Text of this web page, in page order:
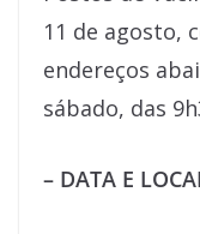
11 de agosto,
endereços
sábado, das
– DATA E